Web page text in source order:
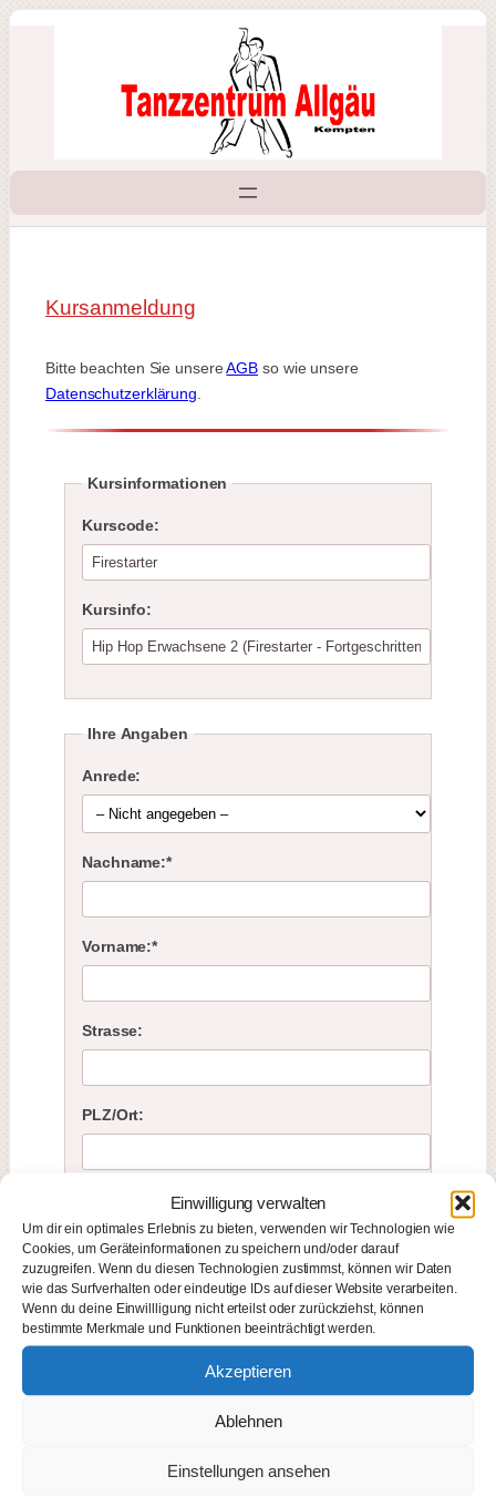
Einwilligung verwalten
Um dir ein optimales Erlebnis zu bieten, verwenden wir Technologien wie
Cookies, um Geräteinformationen zu speichern und/oder darauf
zuzugreifen. Wenn du diesen Technologien zustimmst, können wir Daten
wie das Surfverhalten oder eindeutige IDs auf dieser Website verarbeiten.
Wenn du deine Einwillligung nicht erteilst oder zurückziehst, können
bestimmte Merkmale und Funktionen beeinträchtigt werden.
Akzeptieren
Ablehnen
Einstellungen ansehen
Zum
Kursanmeldung
Bitte beachten Sie unsereAGB so wie unsere
Datenschutzerklärung
Kursinformationen
Kurscode:
Kursinfo:
Ihre Angaben
Anrede:
Nachname:*
Vorname:*
Strasse:
PLZ/Ort:
Email:*